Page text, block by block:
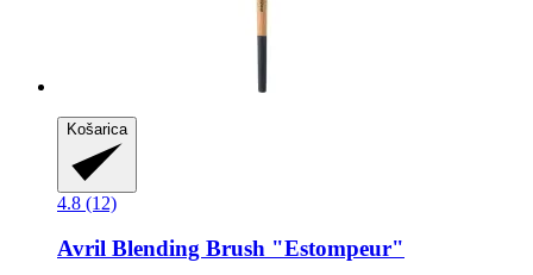
Košarica
4.8 (12)
Avril Blending Brush "Estompeur"